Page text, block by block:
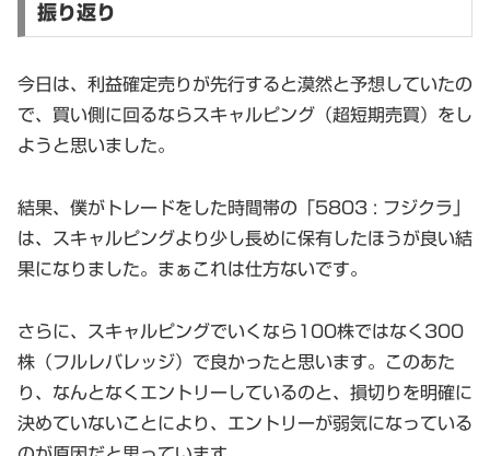
振り返り
今日は、利益確定売りが先行すると漠然と予想していたの
で、買い側に回るならスキャルピング（超短期売買）をし
ようと思いました。
結果、僕がトレードをした時間帯の「5803 : フジクラ」
は、スキャルピングより少し長めに保有したほうが良い結
果になりました。まぁこれは仕方ないです。
さらに、スキャルピングでいくなら100株ではなく300
株（フルレバレッジ）で良かったと思います。このあた
り、なんとなくエントリーしているのと、損切りを明確に
決めていないことにより、エントリーが弱気になっている